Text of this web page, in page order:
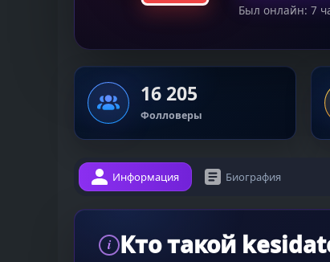
Был онлайн: 7
16 205
Фолловеры
Информация Биография
i Кто такой